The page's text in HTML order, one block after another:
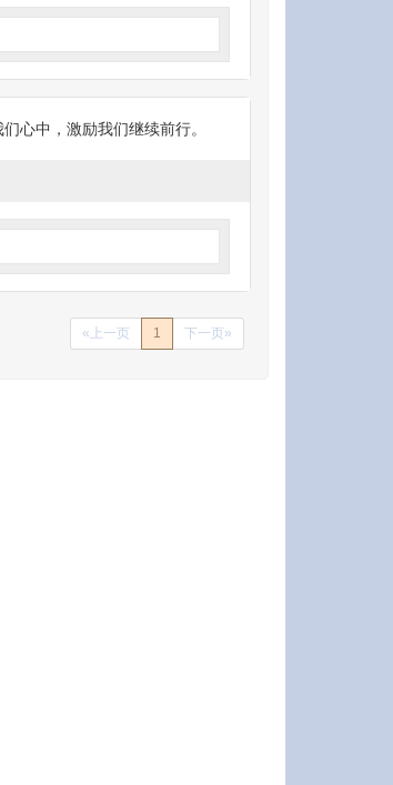
心中，激励我们继续前行。
«上一页 1 下一页»